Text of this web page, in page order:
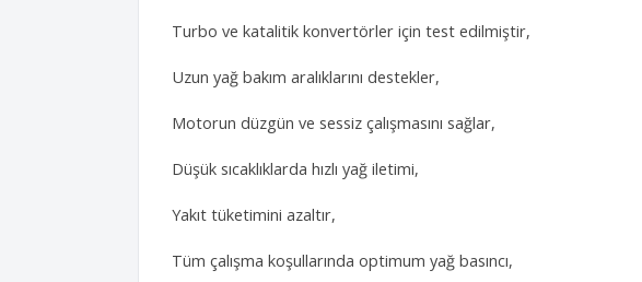
Turbo ve katalitik konvertörler için test edilmiştir,
Uzun yağ bakım aralıklarını destekler,
Motorun düzgün ve sessiz çalışmasını sağlar,
Düşük sıcaklıklarda hızlı yağ iletimi,
Yakıt tüketimini azaltır,
Tüm çalışma koşullarında optimum yağ basıncı,